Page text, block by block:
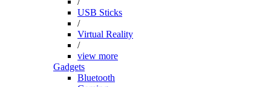
USB Sticks
/
Virtual Reality
/
view more
Gadgets
Bluetooth